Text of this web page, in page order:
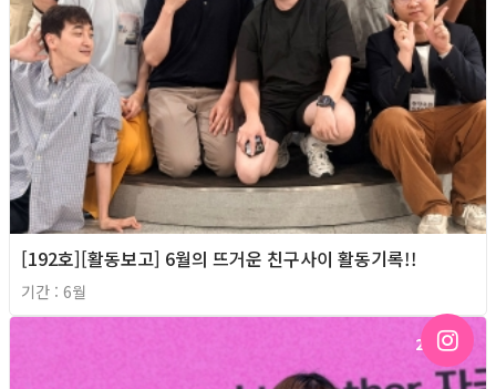
[192호][활동보고] 6월의 뜨거운 친구사이 활동기록!!
기간 : 6월
2026년